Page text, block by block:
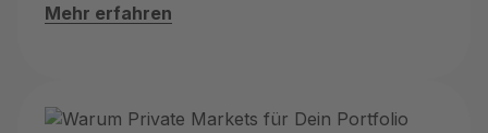
und ihrer Unternehmen
Mehr erfahren